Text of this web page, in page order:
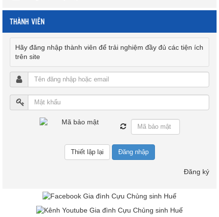
THÀNH VIÊN
Hãy đăng nhập thành viên để trải nghiệm đầy đủ các tiện ích
trên site
Đăng nhập
Đăng ký